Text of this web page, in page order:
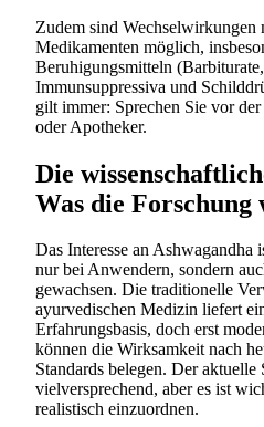
Zudem sind Wechselwirkungen
Medikamenten möglich,
Beruhigungsmitteln
Immunsuppressiva und
gilt immer: Sprechen Sie vor
oder Apotheker.
Die
Was die
Das Interesse an Ashwagandha
nur bei Anwendern, sondern
gewachsen. Die traditionelle
ayurvedischen Medizin liefert
Erfahrungsbasis, doch erst
können die Wirksamkeit nach
Standards belegen. Der aktuelle
vielversprechend, aber es ist
realistisch einzuordnen.